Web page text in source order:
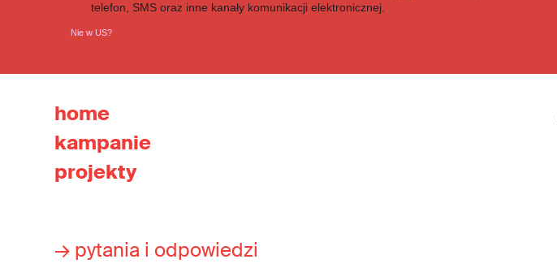
telefon, SMS oraz inne kanały komunikacji elektronicznej.
Nie wUS?
home
kampanie
projekty
→ pytania i odpowiedzi